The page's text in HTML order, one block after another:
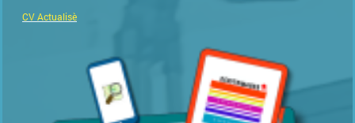
CV Actualisè